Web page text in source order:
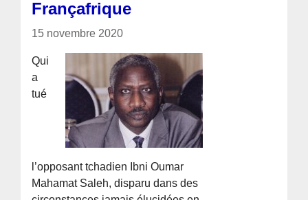
Françafrique
15 novembre 2020
Qui
a
tué
l’opposant tchadien Ibni Oumar
Mahamat Saleh, disparu dans des